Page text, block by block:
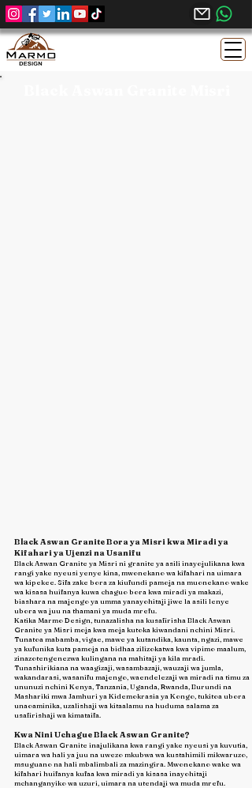
Black Aswan Granite Bora ya Misri kwa Miradi ya
Kifahari ya Ujenzi na Usanifu
Black Aswan Granite ya Misri ni granite ya asili inayojulikana kwa
rangi yake nyeusi yenye kina, mwonekano wa kifahari na uimara
wa kipekee. Sifa zake bora za kiufundi pamoja na muonekano wake
wa kisasa huifanya kuwa chaguo bora kwa miradi ya makazi,
biashara na majengo ya umma yanayohitaji jiwe la asili lenye
ubora wa juu na thamani ya muda mrefu.
Katika Marmo Design, tunazalisha na kusafirisha Black Aswan
Granite ya Misri moja kwa moja kutoka kiwandani nchini Misri.
Tunatoa mabamba, vigae, mawe ya kutandika, kaunta, ngazi, mawe
ya kufunika kuta pamoja na bidhaa zilizokatwa kwa vipimo maalum,
zinazotengenezwa kulingana na mahitaji ya kila mradi.
Tunashirikiana na waagizaji, wasambazaji, wauzaji wa jumla,
wakandarasi, wasanifu majengo, waendelezaji wa miradi na timu za
ununuzi nchini Kenya, Tanzania, Uganda, Rwanda, Burundi na
Mashariki mwa Jamhuri ya Kidemokrasia ya Kongo, tukitoa ubora
unaoaminika, uzalishaji wa kitaalamu na huduma salama za
usafirishaji wa kimataifa.
Kwa Nini Uchague Black Aswan Granite?
Black Aswan Granite inajulikana kwa rangi yake nyeusi ya kuvutia,
uimara wa hali ya juu na uwezo mkubwa wa kustahimili mikwaruzo,
msuguano na hali mbalimbali za mazingira. Mwonekano wake wa
kifahari huifanya kufaa kwa miradi ya kisasa inayohitaji
mchanganyiko wa uzuri, uimara na utendaji wa muda mrefu.